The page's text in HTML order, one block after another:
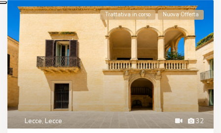
32
Lecce,Lecce
Trattativa in corso Nuova Offerta